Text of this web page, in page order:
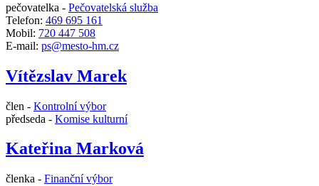
pečovatelka - Pečovatelská služba
Telefon: 469 695 161
Mobil: 720 447 508
E-mail: ps@mesto-hm.cz
Vítězslav Marek
člen - Kontrolní výbor
předseda - Komise kulturní
Kateřina Marková
členka - Finanční výbor